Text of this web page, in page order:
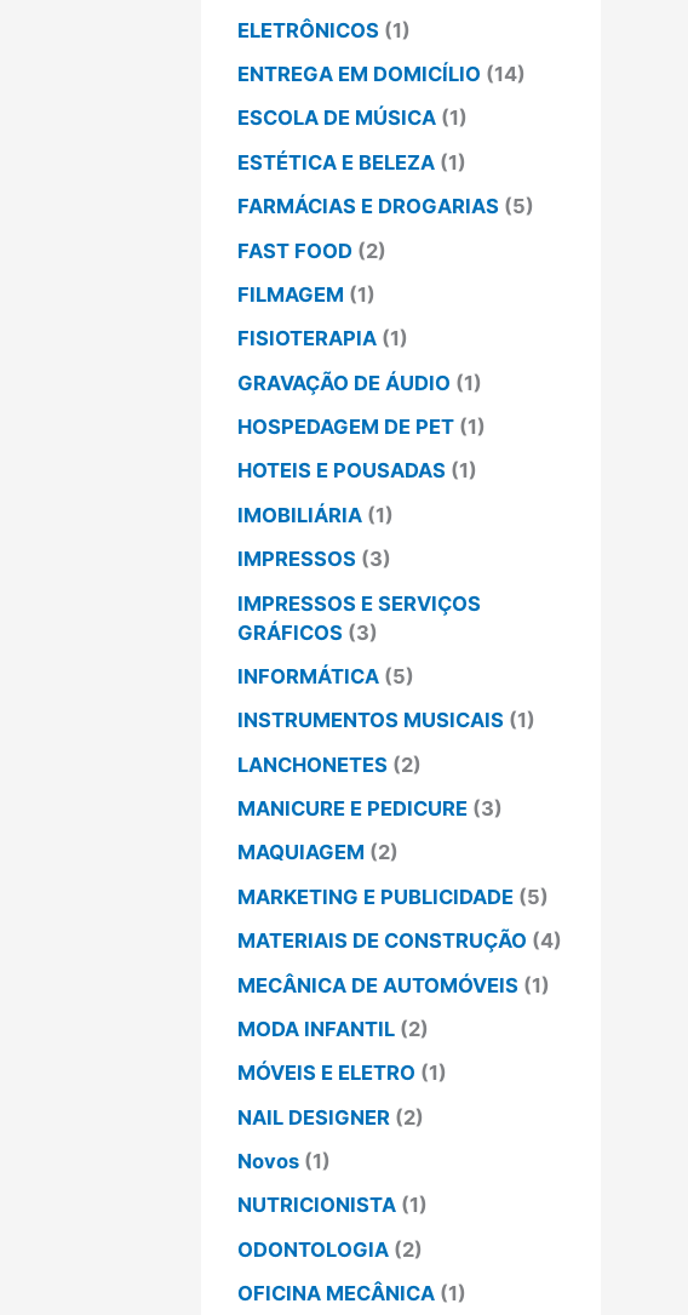
ELETRÔNICOS (1)
ENTREGA EM DOMICÍLIO (14)
ESCOLA DE MÚSICA (1)
ESTÉTICA E BELEZA (1)
FARMÁCIAS E DROGARIAS (5)
FAST FOOD (2)
FILMAGEM (1)
FISIOTERAPIA (1)
GRAVAÇÃO DE ÁUDIO (1)
HOSPEDAGEM DE PET (1)
HOTEIS E POUSADAS (1)
IMOBILIÁRIA (1)
IMPRESSOS (3)
IMPRESSOS E SERVIÇOS
GRÁFICOS (3)
INFORMÁTICA (5)
INSTRUMENTOS MUSICAIS (1)
LANCHONETES (2)
MANICURE E PEDICURE (3)
MAQUIAGEM (2)
MARKETING E PUBLICIDADE (5)
MATERIAIS DE CONSTRUÇÃO (4)
MECÂNICA DE AUTOMÓVEIS (1)
MODA INFANTIL (2)
MÓVEIS E ELETRO (1)
NAIL DESIGNER (2)
Novos (1)
NUTRICIONISTA (1)
ODONTOLOGIA (2)
OFICINA MECÂNICA (1)